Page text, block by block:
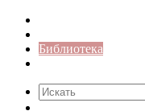
Библиотека